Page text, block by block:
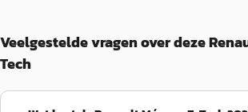
Veelgestelde vragen over deze
Tech